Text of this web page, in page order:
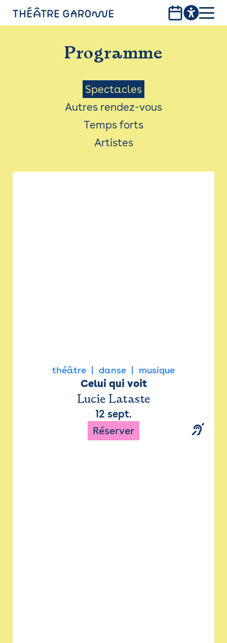
PROGRAMME
INFOS PRATIQUES
AVEC LES PUBLICS
ACCESSIBILITÉ
LES PRODUCTIONS
Programme
Menu
Saison
Spectacles
Autres rendez-vous
Temps forts
Artistes
théâtre danse musique
Celui qui voit
Lucie Lataste
12 sept.
Réserver